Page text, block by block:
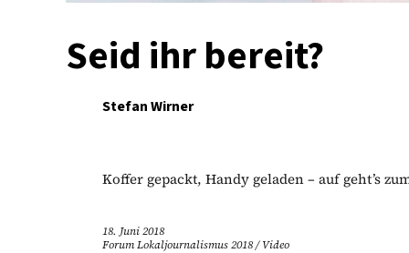
Seid ihr bereit?
Stefan Wirner
Koffer gepackt, Handy geladen – auf geht’s
18. Juni 2018
Forum Lokaljournalismus 2018/Video